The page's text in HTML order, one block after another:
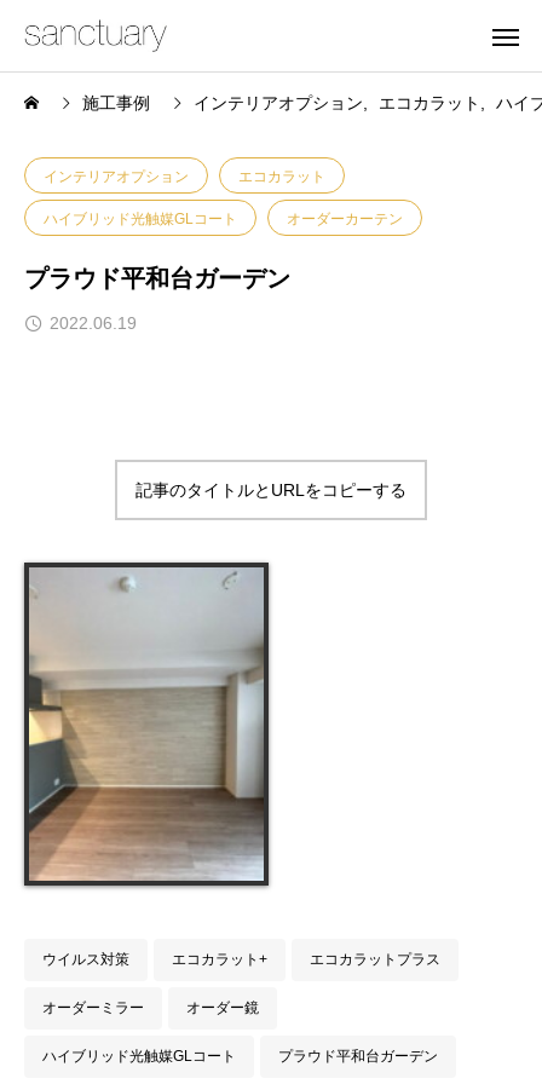
施工事例 インテリアオプション エコカラット ハイ
インテリアオプション エコカラット
ハイブリッド光触媒GLコート オーダーカーテン
プラウド平和台ガーデン
2022.06.19
記事のタイトルとURLをコピーする
ウイルス対策 エコカラット+ エコカラットプラス
オーダーミラー オーダー鏡
ハイブリッド光触媒GLコート プラウド平和台ガーデン